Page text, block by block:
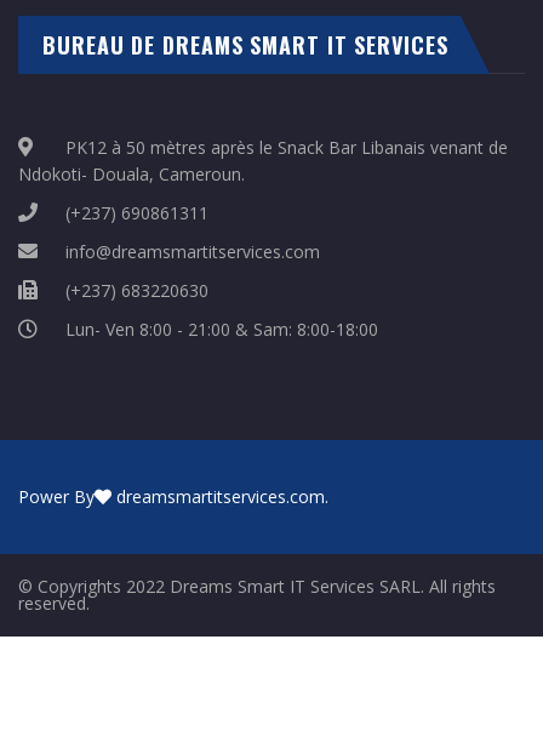
BUREAU DE DREAMS SMART IT SERVICES
PK12 à 50 mètres après le Snack Bar Libanais venant de
Ndokoti- Douala, Cameroun.
(+237) 690861311
info@dreamsmartitservices.com
(+237) 683220630
Lun- Ven 8:00 - 21:00 & Sam: 8:00-18:00
Power By dreamsmartitservices.com.
© Copyrights 2022 Dreams Smart IT Services SARL. All rights
reserved.